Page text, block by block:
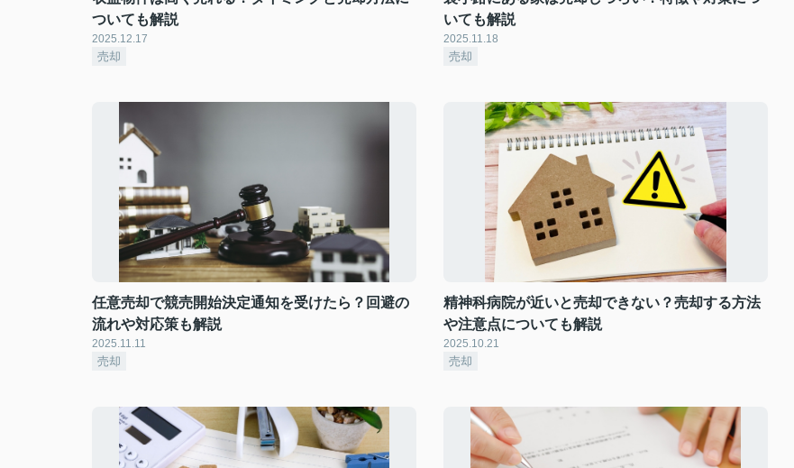
ついても解説
2025.12.17
売却
いても解説
2025.11.18
売却
任意売却で競売開始決定通知を受けたら？回避の
流れや対応策も解説
2025.11.11
売却
精神科病院が近いと売却できない？売却する方法
や注意点についても解説
2025.10.21
売却